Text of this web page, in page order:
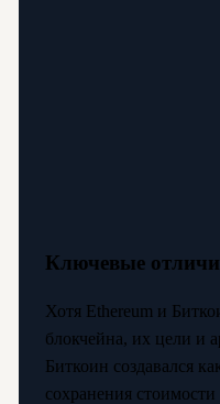
Ключевые
Хотя Ethereum и
блокчейна, их цели и
Биткоин создавался
сохранения